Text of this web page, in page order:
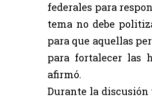
federales para
tema no debe
para que aquellas
para fortalecer las
afirmó.
Durante la